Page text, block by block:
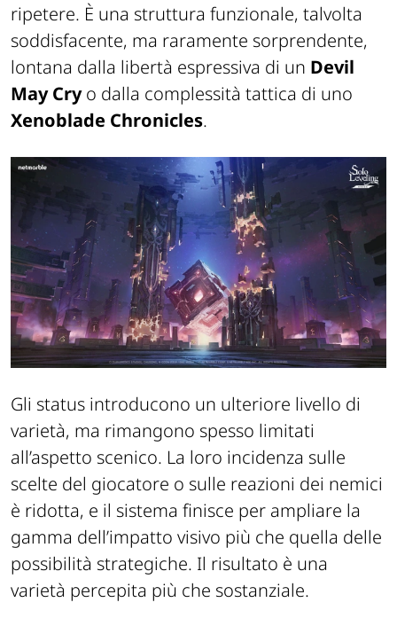
ripetere. È una struttura funzionale, talvolta
soddisfacente, ma raramente sorprendente,
lontana dalla libertà espressiva di un Devil
May Cryo dalla complessità tattica di uno
Xenoblade Chronicles.
Gli status introducono un ulteriore livello di
varietà, ma rimangono spesso limitati
all’aspetto scenico. La loro incidenza sulle
scelte del giocatore o sulle reazioni dei nemici
è ridotta, e il sistema finisce per ampliare la
gamma dell’impatto visivo più che quella delle
possibilità strategiche. Il risultato è una
varietà percepita più che sostanziale.